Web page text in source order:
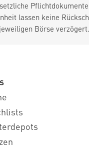
lassen keine
Börse